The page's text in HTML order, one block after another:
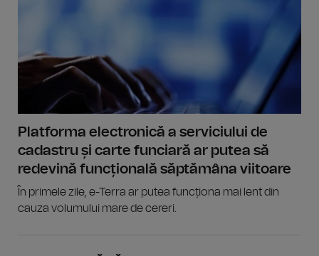
Platforma electronică a serviciului de
cadastru și carte funciară ar putea să
redevină funcțională săptămâna viitoare
În primele zile, e-Terra ar putea funcționa mai lent din
cauza volumului mare de cereri.